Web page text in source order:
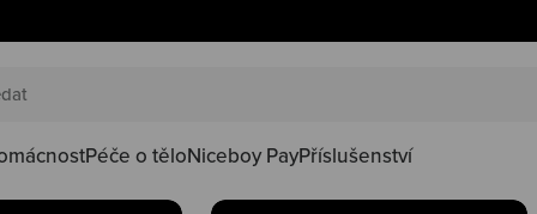
Péče o těloNiceboy PayPříslušenství
happy
ve
Oblíbené produkty teď
Koupit